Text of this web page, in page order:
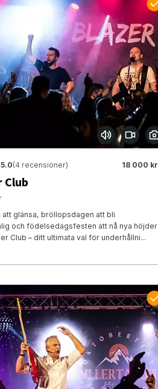
5.0(4 recensioner) 18 000 kr
Club
att glänsa, bröllopsdagen att bli
och födelsedagsfesten att nå nya höjder
Club – ditt ultimata val för underhållni...